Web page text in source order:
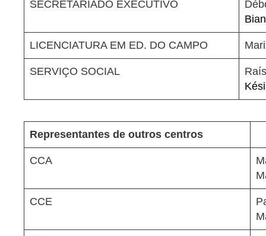
SECRETARIADO EXECUTIVO
LICENCIATURA EM ED. DO CAMPO
SERVIÇO SOCIAL
Representantes de outros centros
CCA
CCE